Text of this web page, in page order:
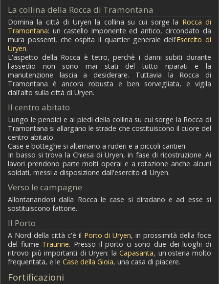
La collina della Rocca di Tramontana
Domina la città di Uryen la collina su cui sorge la Rocca di
Tramontana: un castello imponente ed antico, circondato da
mura possenti, che ospita il quartier generale dell'Esercito di
Uryen.
L'aspetto della Rocca è tetro, perchè i danni subiti durante
l'assedio non sono mai stati del tutto riparati e la
manutenzione lascia a desiderare. Tuttavia la Rocca di
Tramontana è ancora robusta e ben sorvegliata, e vigila
dall'alto sulla città di Uryen.
Il centro abitato
Lungo le pendici e ai piedi della collina su cui sorge la Rocca di
Tramontana si allargano le strade che costituiscono il cuore del
centro abitato.
Case e botteghe si alternano a ruderi e a piccoli cantieri.
In basso si trova la Chiesa di Uryen, in fase di ricostruzione. Ai
lavori prendono parte molti operai e a rotazione anche alcuni
soldati, messi a disposizione dall'esercito di Uryen.
Verso le campagne
Allontanandosi dalla Rocca le case si diradano e ad esse si
sostituiscono fattorie.
Il Porto
A Nord della città c'è il Porto di Uryen, in prossimità della foce
del fiume Traunne. Presso il porto ci sono due dei luoghi di
ritrovo più importanti di Uryen: la Capasanta, un'osteria molto
frequentata, e le Case della Gioia, una casa di piacere.
Fortificazioni